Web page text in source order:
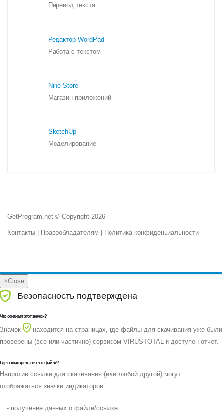
Перевод текста
Редактор WordPad
Работа с текстом
Nine Store
Магазин приложений
SketchUp
Моделирование
GetProgram.net © Copyright 2026
Контакты | Правообладателям | Политика конфиденциальности
×Close
Безопасность подтверждена
Что означает этот значок?
Значок
находится на страницах, где файлы для скачивания уже были
проверены (все или частично) сервисом VIRUSTOTAL и доступен отчет.
Где посмотреть отчет о файле?
Напротив ссылки для скачивания (или любой другой) могут
отображаться значки индикаторов:
- получение данных о файле/ссылке